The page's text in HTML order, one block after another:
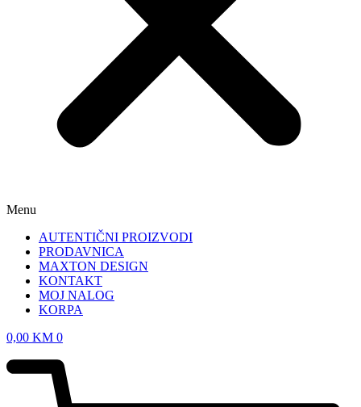
Menu
AUTENTIČNI PROIZVODI
PRODAVNICA
MAXTON DESIGN
KONTAKT
MOJ NALOG
KORPA
0,00 KM 0